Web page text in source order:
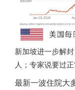
新加坡进一步解
人；专家说要过
最新一波住院大